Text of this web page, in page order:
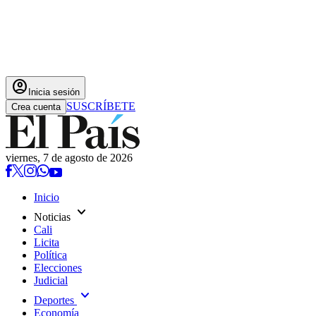
account_circle Inicia sesión
Crea cuenta SUSCRÍBETE
viernes, 7 de agosto de 2026
Inicio
Noticias expand_more
Cali
Licita
Política
Elecciones
Judicial
Deportes expand_more
Economía